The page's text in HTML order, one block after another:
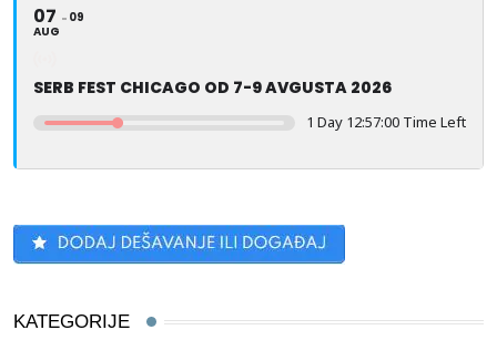
07
AUG
09
SERB FEST CHICAGO OD 7-9 AVGUSTA 2026
1 Day 12:57:00 Time Left
KATEGORIJE